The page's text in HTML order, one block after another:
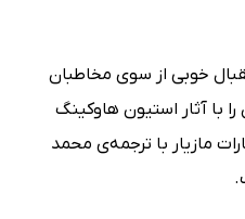
خوبی از سوی مخاطبان
با آثار استیون هاوکینگ
مازیار با ترجمه‌ی محمد